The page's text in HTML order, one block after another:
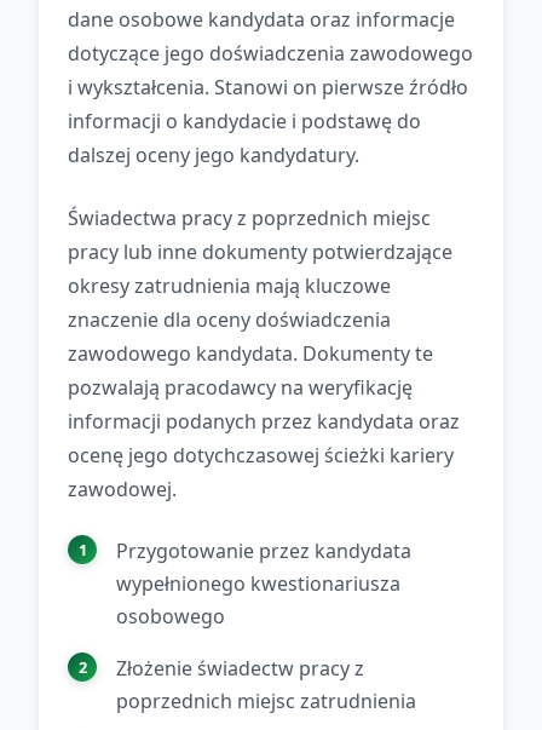
dane osobowe kandydata oraz informacje
dotyczące jego doświadczenia zawodowego
i wykształcenia. Stanowi on pierwsze źródło
informacji o kandydacie i podstawę do
dalszej oceny jego kandydatury.
Świadectwa pracy z poprzednich miejsc
pracy lub inne dokumenty potwierdzające
okresy zatrudnienia mają kluczowe
znaczenie dla oceny doświadczenia
zawodowego kandydata. Dokumenty te
pozwalają pracodawcy na weryfikację
informacji podanych przez kandydata oraz
ocenę jego dotychczasowej ścieżki kariery
zawodowej.
Przygotowanie przez kandydata
wypełnionego kwestionariusza
osobowego
Złożenie świadectw pracy z
poprzednich miejsc zatrudnienia